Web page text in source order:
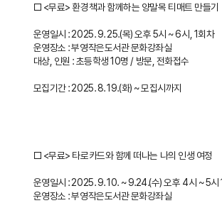
□ <무료> 환경책과 함께하는 양말목 티매트 만들기
운영일시 : 2025. 9. 25.(목) 오후 5시 ~ 6시, 1회차
운영장소 : 부영작은도서관 문화강좌실
대상, 인원 : 초등학생 10명 / 방문, 전화접수
모집기간 : 2025. 8. 19.(화) ~ 모집시까지
□ <무료> 타로카드와 함께 떠나는 나의 인생 여정
운영일시 : 2025. 9. 10. ~ 9.24.(수) 오후 4시 ~ 5시
운영장소 : 부영작은도서관 문화강좌실